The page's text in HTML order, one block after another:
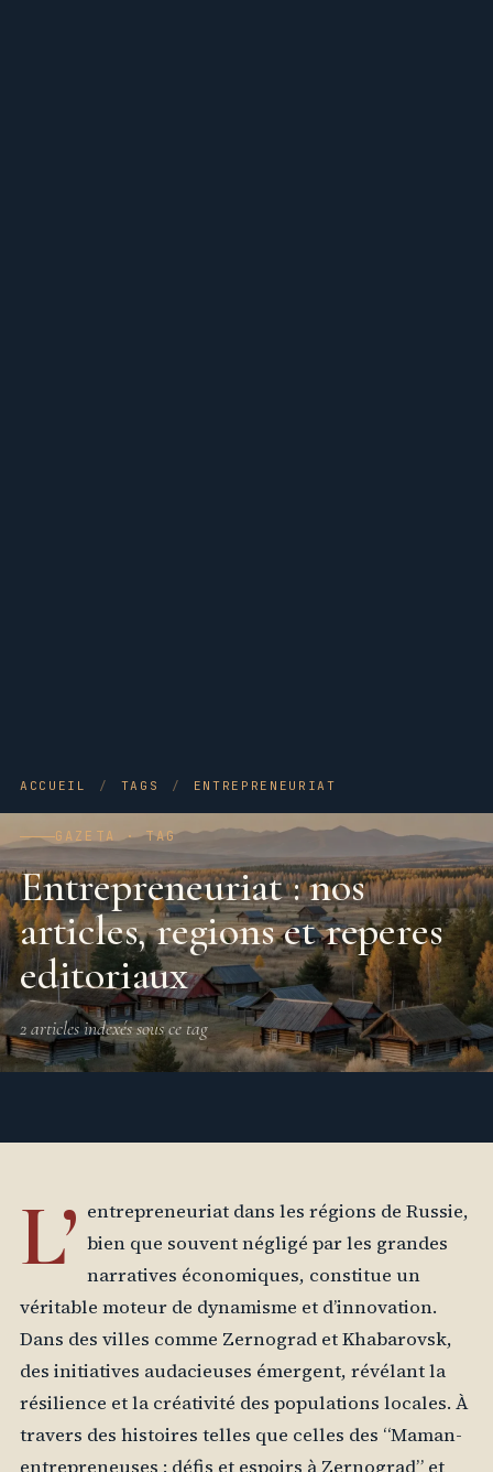
ACCUEIL / TAGS / ENTREPRENEURIAT
GAZETA · TAG
Entrepreneuriat : nos
articles, regions et reperes
editoriaux
2 articles indexés sous ce tag
L’ entrepreneuriat dans les régions de Russie,
bien que souvent négligé par les grandes
narratives économiques, constitue un
véritable moteur de dynamisme et d’innovation.
Dans des villes comme Zernograd et Khabarovsk,
des initiatives audacieuses émergent, révélant la
résilience et la créativité des populations locales. À
travers des histoires telles que celles des “Maman-
entrepreneuses : défis et espoirs à Zernograd” et